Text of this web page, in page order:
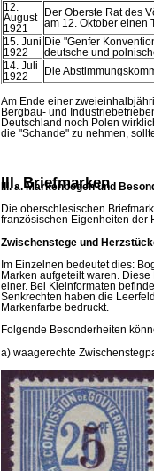
12.
August
1921
Der Oberste Rat des
am 12. Oktober einen
15. Juni
1922
Die "Genfer
deutsche und
14. Juli
1922
Die
Am Ende einer
Bergbau- und
Deutschland noch Polen
die "Schande" zu nehmen,
III. Briefmarken
III. a. Markenbogen und
Die oberschlesischen
französischen Eigenheiten der
Zwischenstege und
Im Einzelnen bedeutet dies:
Marken aufgeteilt waren.
einer. Bei Kleinformaten
Senkrechten haben die
Markenfarbe bedruckt.
Folgende Besonderheiten
a) waagerechte